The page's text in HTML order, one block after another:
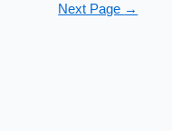
Next Page →